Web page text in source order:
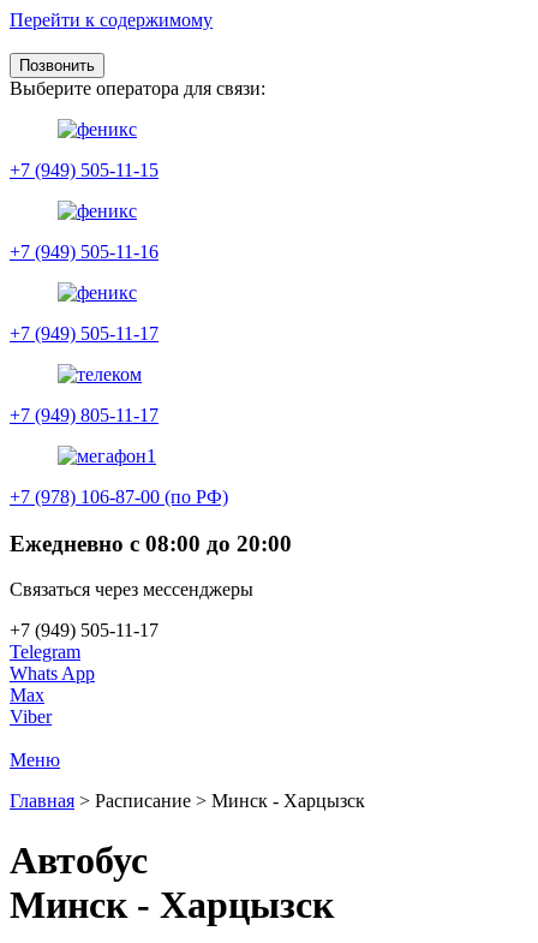
Перейти к содержимому
Позвонить
Выберите оператора для связи:
+7 (949) 505-11-15
+7 (949) 505-11-16
+7 (949) 505-11-17
+7 (949) 805-11-17
+7 (978) 106-87-00 (по РФ)
Ежедневно с 08:00 до 20:00
Связаться через мессенджеры
+7 (949) 505-11-17
Telegram
Whats App
Max
Viber
Меню
Главная > Расписание > Минск - Харцызск
Автобус
Минск - Харцызск